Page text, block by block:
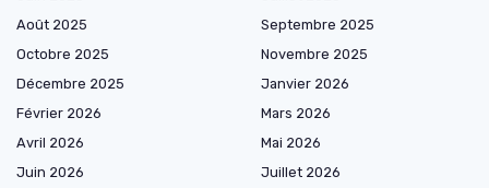
Août 2025
Septembre 2025
Octobre 2025
Novembre 2025
Décembre 2025
Janvier 2026
Février 2026
Mars 2026
Avril 2026
Mai 2026
Juin 2026
Juillet 2026